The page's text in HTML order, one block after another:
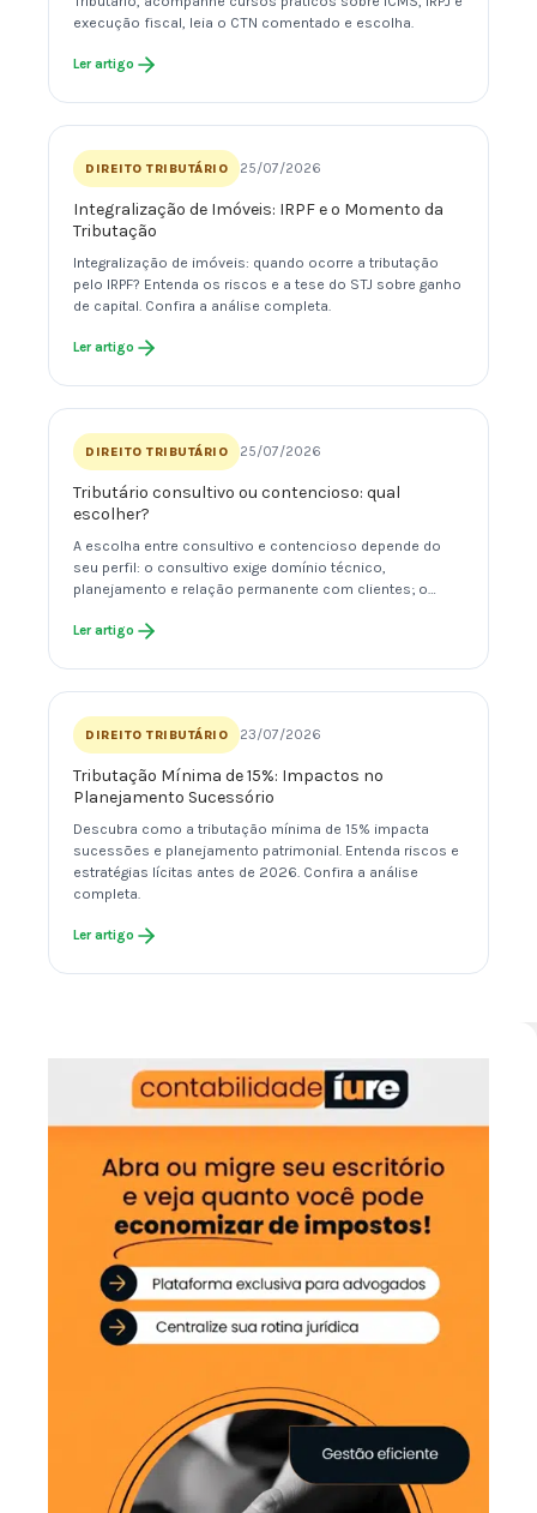
execução fiscal, leia o CTN comentado e escolha.
Ler artigo
DIREITO TRIBUTÁRIO 25/07/2026
Integralização de Imóveis: IRPF e o Momento da
Tributação
Integralização de imóveis: quando ocorre a tributação
pelo IRPF? Entenda os riscos e a tese do STJ sobre ganho
de capital. Confira a análise completa.
Ler artigo
DIREITO TRIBUTÁRIO 25/07/2026
Tributário consultivo ou contencioso: qual
escolher?
A escolha entre consultivo e contencioso depende do
seu perfil: o consultivo exige domínio técnico,
planejamento e relação permanente com clientes; o…
Ler artigo
DIREITO TRIBUTÁRIO 23/07/2026
Tributação Mínima de 15%: Impactos no
Planejamento Sucessório
Descubra como a tributação mínima de 15% impacta
sucessões e planejamento patrimonial. Entenda riscos e
estratégias lícitas antes de 2026. Confira a análise
completa.
Ler artigo